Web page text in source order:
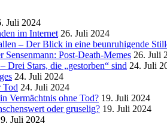
Juli 2024
im Internet 26. Juli 2024
– Der Blick in eine beunruhigende
Post-Death-Memes 26. Juli
Drei Stars, die „gestorben“ sind 24. Juli
24. Juli 2024
Tod 24. Juli 2024
Vermächtnis ohne Tod? 19. Juli 2024
oder gruselig? 19. Juli 2024
Juli 2024